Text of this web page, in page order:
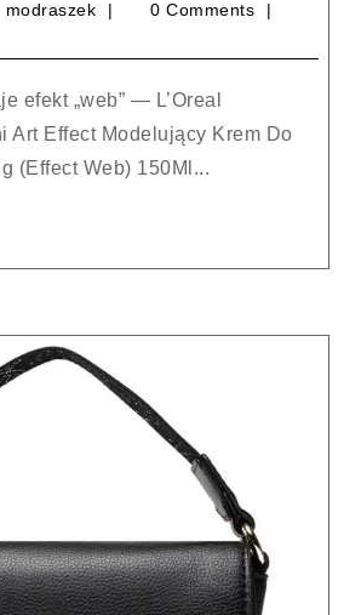
Tecni
Art
Modelujący
Krem
Do
Srong
Web)
13/2026
modraszek modraszek
0 Comments
Art Effect Modelujący Krem Do
(Effect Web) 150Ml...